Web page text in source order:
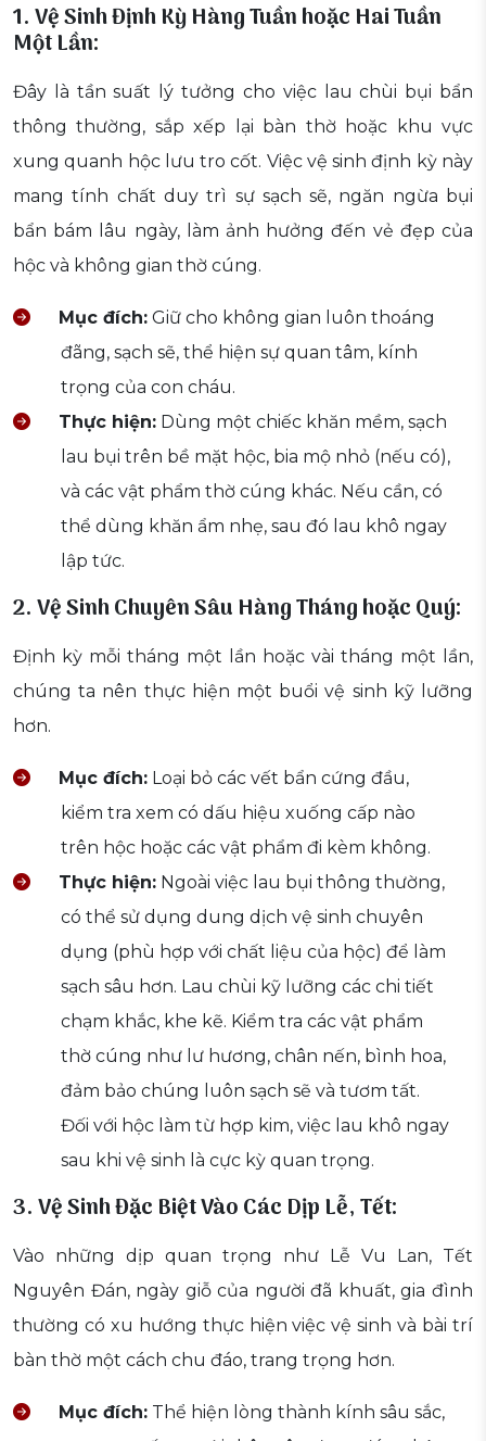
1. Vệ Sinh Định Kỳ Hàng Tuần hoặc Hai Tuần
Một Lần:
Đây là tần suất lý tưởng cho việc lau chùi bụi bẩn
thông thường, sắp xếp lại bàn thờ hoặc khu vực
xung quanh hộc lưu tro cốt. Việc vệ sinh định kỳ này
mang tính chất duy trì sự sạch sẽ, ngăn ngừa bụi
bẩn bám lâu ngày, làm ảnh hưởng đến vẻ đẹp của
hộc và không gian thờ cúng.
Mục đích: Giữ cho không gian luôn thoáng
đãng, sạch sẽ, thể hiện sự quan tâm, kính
trọng của con cháu.
Thực hiện: Dùng một chiếc khăn mềm, sạch
lau bụi trên bề mặt hộc, bia mộ nhỏ (nếu có),
và các vật phẩm thờ cúng khác. Nếu cần, có
thể dùng khăn ẩm nhẹ, sau đó lau khô ngay
lập tức.
2. Vệ Sinh Chuyên Sâu Hàng Tháng hoặc Quý:
Định kỳ mỗi tháng một lần hoặc vài tháng một lần,
chúng ta nên thực hiện một buổi vệ sinh kỹ lưỡng
hơn.
Mục đích: Loại bỏ các vết bẩn cứng đầu,
kiểm tra xem có dấu hiệu xuống cấp nào
trên hộc hoặc các vật phẩm đi kèm không.
Thực hiện: Ngoài việc lau bụi thông thường,
có thể sử dụng dung dịch vệ sinh chuyên
dụng (phù hợp với chất liệu của hộc) để làm
sạch sâu hơn. Lau chùi kỹ lưỡng các chi tiết
chạm khắc, khe kẽ. Kiểm tra các vật phẩm
thờ cúng như lư hương, chân nến, bình hoa,
đảm bảo chúng luôn sạch sẽ và tươm tất.
Đối với hộc làm từ hợp kim, việc lau khô ngay
sau khi vệ sinh là cực kỳ quan trọng.
3. Vệ Sinh Đặc Biệt Vào Các Dịp Lễ, Tết:
Vào những dịp quan trọng như Lễ Vu Lan, Tết
Nguyên Đán, ngày giỗ của người đã khuất, gia đình
thường có xu hướng thực hiện việc vệ sinh và bài trí
bàn thờ một cách chu đáo, trang trọng hơn.
Mục đích: Thể hiện lòng thành kính sâu sắc,